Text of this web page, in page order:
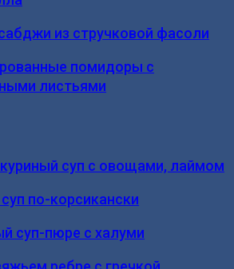
из стручковой фасоли
помидоры с
листьями
суп с овощами, лаймом
по-корсикански
суп-пюре с халуми